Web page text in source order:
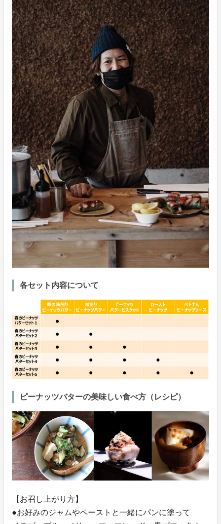
各セット内容について
ピーナッツバターの美味しい食べ方（レシピ）
【お召し上がり方】
●お好みのジャムやペーストと一緒にパンに塗って